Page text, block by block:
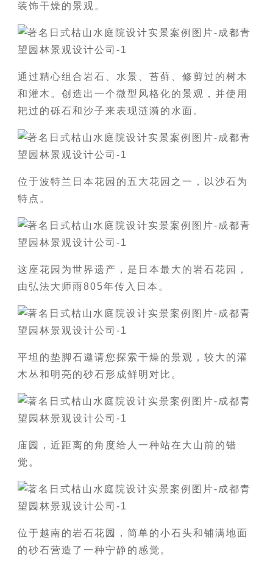
装饰干燥的景观。
通过精心组合岩石、水景、苔藓、修剪过的树木
和灌木。创造出一个微型风格化的景观，并使用
耙过的砾石和沙子来表现涟漪的水面。
位于波特兰日本花园的五大花园之一，以沙石为
特点。
这座花园为世界遗产，是日本最大的岩石花园，
由弘法大师雨805年传入日本。
平坦的垫脚石邀请您探索干燥的景观，较大的灌
木丛和明亮的砂石形成鲜明对比。
庙园，近距离的角度给人一种站在大山前的错
觉。
位于越南的岩石花园，简单的小石头和铺满地面
的砂石营造了一种宁静的感觉。